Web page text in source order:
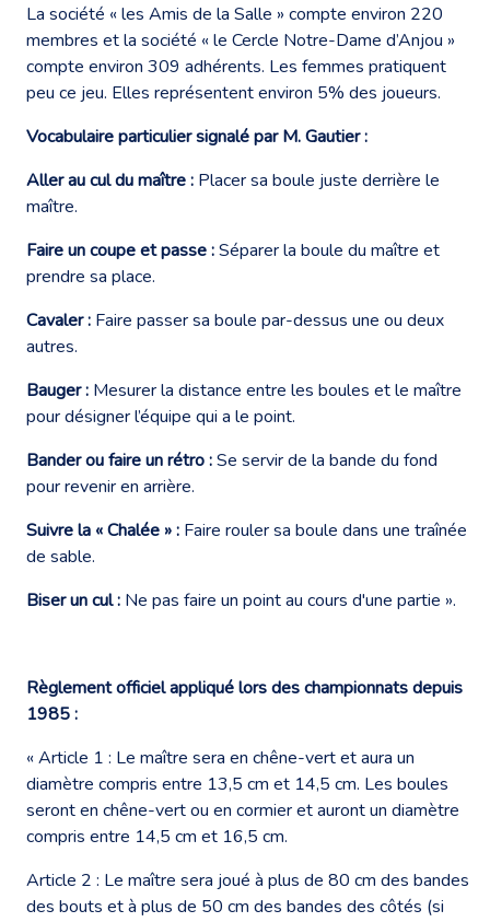
La société « les Amis de la Salle » compte environ 220
membres et la société « le Cercle Notre-Dame d’Anjou »
compte environ 309 adhérents. Les femmes pratiquent
peu ce jeu. Elles représentent environ 5% des joueurs.
Vocabulaire particulier signalé par M. Gautier :
Aller au cul du maître: Placer sa boule juste derrière le
maître.
Faire un coupe et passe :Séparer la boule du maître et
prendre sa place.
Cavaler : Faire passer sa boule par-dessus une ou deux
autres.
Bauger : Mesurer la distance entre les boules et le maître
pour désigner l’équipe qui a le point.
Bander ou faire un rétro :Se servir de la bande du fond
pour revenir en arrière.
Suivre la « Chalée » : Faire rouler sa boule dans une traînée
de sable.
Biser un cul : Ne pas faire un point au cours d'une partie ».
Règlement officiel appliqué lors des championnats depuis
1985 :
« Article 1 : Le maître sera en chêne-vert et aura un
diamètre compris entre 13,5 cm et 14,5 cm. Les boules
seront en chêne-vert ou en cormier et auront un diamètre
compris entre 14,5 cm et 16,5 cm.
Article 2 : Le maître sera joué à plus de 80 cm des bandes
des bouts et à plus de 50 cm des bandes des côtés (si